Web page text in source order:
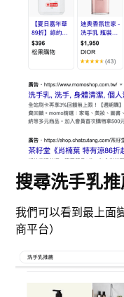
搜尋洗手乳
我們可以看到最上面
商平台）